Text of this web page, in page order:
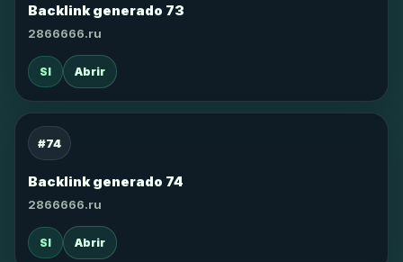
Backlink generado 73
2866666.ru
SI Abrir
#74
Backlink generado 74
2866666.ru
SI Abrir